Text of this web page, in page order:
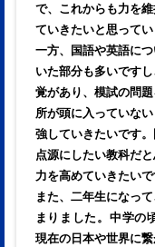
で、これからも力を
ていきたいと思ってい
一方、国語や英語に
いた部分も多いです
覚があり、模試の問
所が頭に入っていな
強していきたいです
点源にしたい教科だ
力を高めていきたいで
また、二年生になっ
まりました。中学の
現在の日本や世界に